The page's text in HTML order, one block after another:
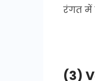
रंगत में
(3)